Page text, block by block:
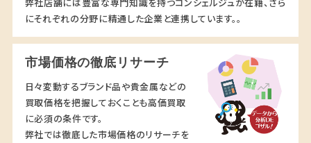
にそれぞれの分野に精通した企業と連携しています。。
市場価格の徹底リサーチ
日々変動するブランド品や貴金属などの
買取価格を把握しておくことも高価買取
に必須の条件です。
弊社では徹底した市場価格のリサーチを